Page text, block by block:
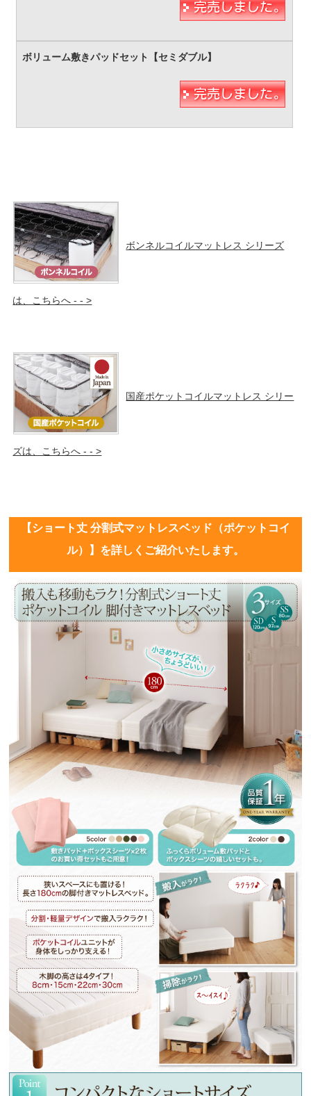
ボンネルコイルマットレス シリーズ
は、こちらへ - - >
国産ポケットコイルマットレス シリー
ズは、こちらへ - - >
【ショート丈 分割式マットレスベッド（ポケットコイ
ル）】を詳しくご紹介いたします。